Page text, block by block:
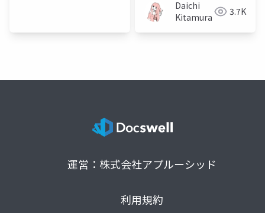
independent deeply
learned matrix
Daichi
Kitamura
3.7K
運営：株式会社アプルーシッド
利用規約